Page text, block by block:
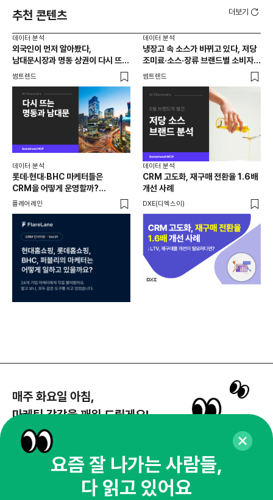
추천 콘텐츠 더보기
데이터 분석
외국인이 먼저 알아봤다,
남대문시장과 명동 상권이 다시 뜨는
이유는 뭘까
썸트렌드
데이터 분석
냉장고 속 소스가 바뀌고 있다, 저당
조미료·소스·장류 브랜드별 소비자
반응 분석
썸트렌드
데이터 분석
롯데·현대·BHC 마케터들은
CRM을 어떻게 운영할까?
24개사가 직접 답한 마케팅 자동화
플레어레인
데이터 분석
CRM 고도화, 재구매 전환율 1.6배
개선 사례
DXE(디엑스이)
매주 화요일 아침,
마케팅 감각을 깨워 드릴게요!
65,043명의 마케터를 성장시키는 뉴스레터
뉴스레터 구독하기
요즘 잘 나가는 사람들,
다 읽고 있어요